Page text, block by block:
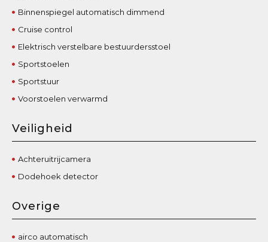
Binnenspiegel automatisch dimmend
Cruise control
Elektrisch verstelbare bestuurdersstoel
Sportstoelen
Sportstuur
Voorstoelen verwarmd
Veiligheid
Achteruitrijcamera
Dodehoek detector
Overige
airco automatisch